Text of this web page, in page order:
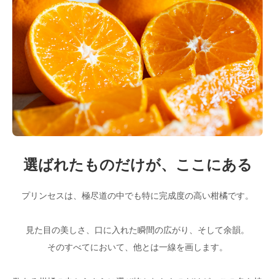
選ばれたものだけが、ここにある
プリンセスは、極尽道の中でも特に完成度の高い柑橘です。
見た目の美しさ、口に入れた瞬間の広がり、そして余韻。
そのすべてにおいて、他とは一線を画します。